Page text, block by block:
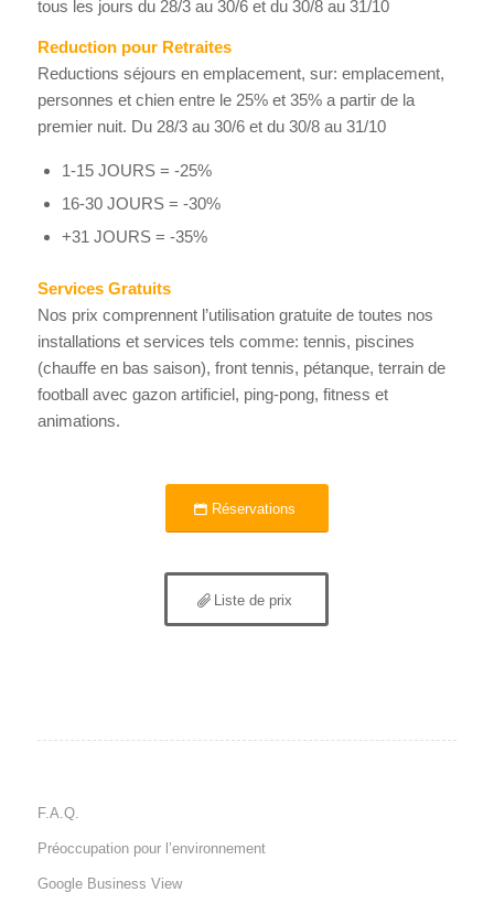
tous les jours du 28/3 au 30/6 et du 30/8 au 31/10
Reduction pour Retraites
Reductions séjours en emplacement, sur: emplacement,
personnes et chien entre le 25% et 35% a partir de la
premier nuit. Du 28/3 au 30/6 et du 30/8 au 31/10
1-15 JOURS = -25%
16-30 JOURS = -30%
+31 JOURS = -35%
Services Gratuits
Nos prix comprennent l’utilisation gratuite de toutes nos
installations et services tels comme: tennis, piscines
(chauffe en bas saison), front tennis, pétanque, terrain de
football avec gazon artificiel, ping-pong, fitness et
animations.
Réservations
Liste de prix
F.A.Q.
Préoccupation pour l’environnement
Google Business View